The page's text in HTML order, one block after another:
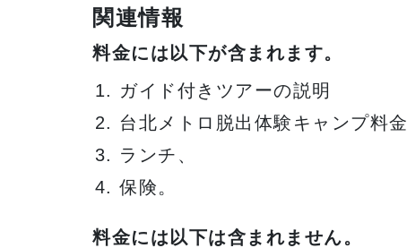
関連情報
料金には以下が含まれます。
ガイド付きツアーの説明
台北メトロ脱出体験キャンプ料金
ランチ、
保険。
料金には以下は含まれません。